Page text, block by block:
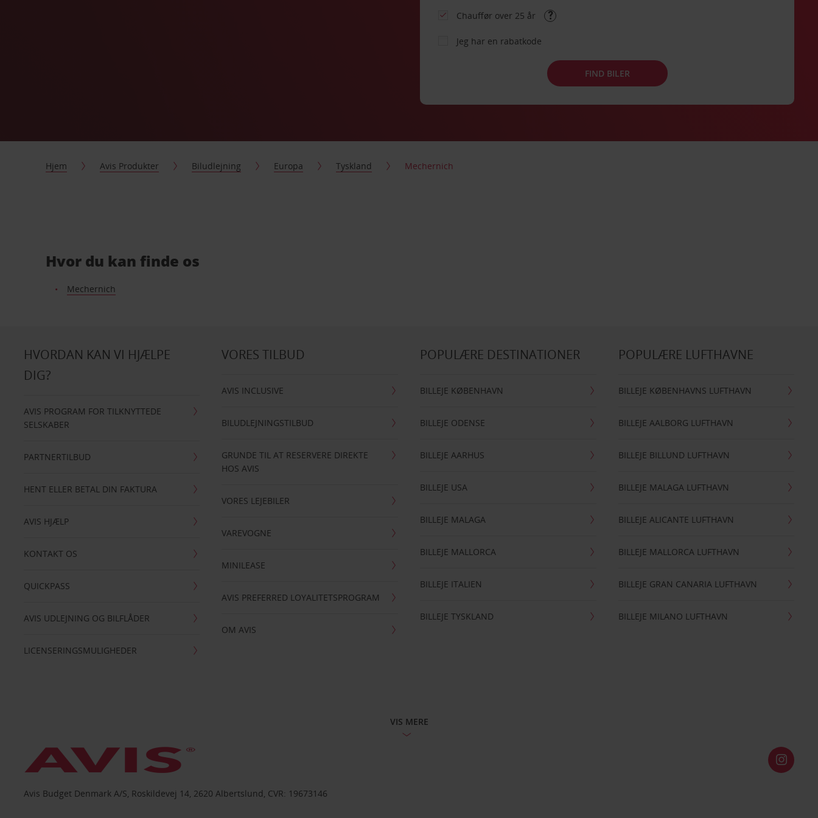
Chauffør over 25 år
Jeg har en rabatkode
FIND BILER
Hjem Avis Produkter Biludlejning Europa Tyskland Mechernich
Hvor du kan finde os
Mechernich
HVORDAN KAN VI HJÆLPE
DIG?
AVIS PROGRAM FOR TILKNYTTEDE
SELSKABER
PARTNERTILBUD
HENT ELLER BETAL DIN FAKTURA
AVIS HJÆLP
KONTAKT OS
QUICKPASS
AVIS UDLEJNING OG BILFLÅDER
LICENSERINGSMULIGHEDER
VORES TILBUD
AVIS INCLUSIVE
BILUDLEJNINGSTILBUD
GRUNDE TIL AT RESERVERE DIREKTE
HOS AVIS
VORES LEJEBILER
VAREVOGNE
MINILEASE
AVIS PREFERRED LOYALITETSPROGRAM
OM AVIS
POPULÆRE DESTINATIONER
BILLEJE KØBENHAVN
BILLEJE ODENSE
BILLEJE AARHUS
BILLEJE USA
BILLEJE MALAGA
BILLEJE MALLORCA
BILLEJE ITALIEN
BILLEJE TYSKLAND
POPULÆRE LUFTHAVNE
BILLEJE KØBENHAVNS LUFTHAVN
BILLEJE AALBORG LUFTHAVN
BILLEJE BILLUND LUFTHAVN
BILLEJE MALAGA LUFTHAVN
BILLEJE ALICANTE LUFTHAVN
BILLEJE MALLORCA LUFTHAVN
BILLEJE GRAN CANARIA LUFTHAVN
BILLEJE MILANO LUFTHAVN
VIS MERE
Avis Budget Denmark A/S, Roskildevej 14, 2620 Albertslund, CVR: 19673146